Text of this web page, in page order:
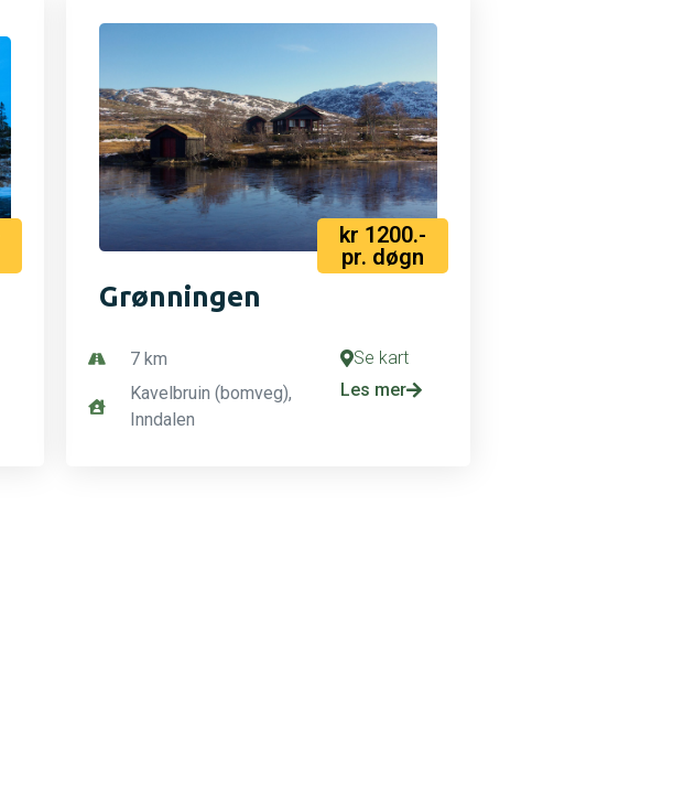
Grønningen
kr 1200.-
pr. døgn
7 km
Kavelbruin (bomveg),
Inndalen
Se kart
Les mer